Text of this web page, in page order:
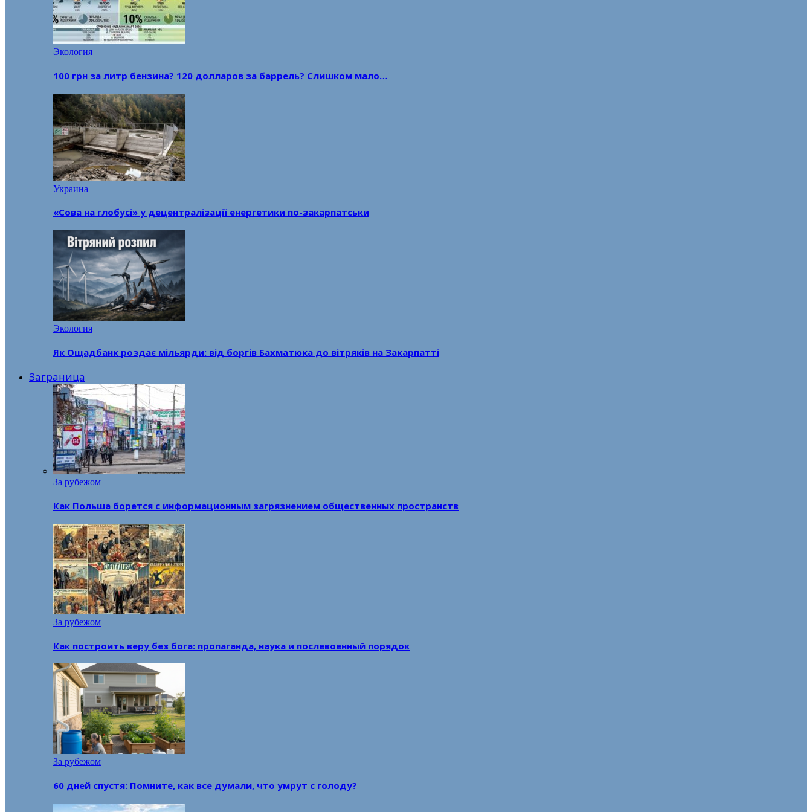
Экология
100 грн за литр бензина? 120 долларов за баррель? Слишком мало…
Украина
«Сова на глобусі» у децентралізації енергетики по-закарпатськи
Экология
Як Ощадбанк роздає мільярди: від боргів Бахматюка до вітряків на Закарпатті
Заграница
За рубежом
Как Польша борется с информационным загрязнением общественных пространств
За рубежом
Как построить веру без бога: пропаганда, наука и послевоенный порядок
За рубежом
60 дней спустя: Помните, как все думали, что умрут с голоду?